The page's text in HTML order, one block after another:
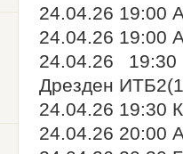
24.04.26 19:00
24.04.26 19:00
24.04.26
Дрезден
24.04.26 19:30
24.04.26 20:00